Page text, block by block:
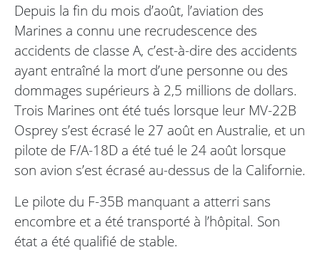
Depuis la fin du mois d’août, l’aviation des
Marines a connu une recrudescence des
accidents de classe A, c’est-à-dire des accidents
ayant entraîné la mort d’une personne ou des
dommages supérieurs à 2,5 millions de dollars.
Trois Marines ont été tués lorsque leur MV-22B
Osprey s’est écrasé le 27 août en Australie, et un
pilote de F/A-18D a été tué le 24 août lorsque
son avion s’est écrasé au-dessus de la Californie.
Le pilote du F-35B manquant a atterri sans
encombre et a été transporté à l’hôpital. Son
état a été qualifié de stable.